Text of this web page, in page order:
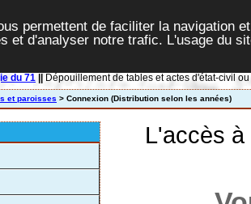
permettent de faciliter la navigation
et d'analyser notre trafic. L'usage du
du 71 Dépouillement de tables et actes d'état-civil
et paroisses > Connexion (Distribution selon les années)
L'accès